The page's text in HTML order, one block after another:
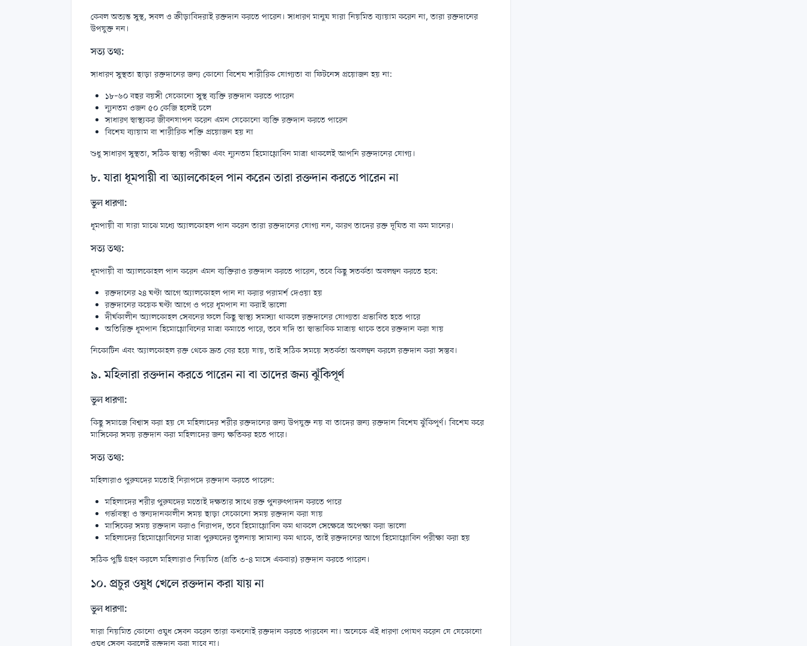
কেবল অত্যন্ত সুস্থ, সবল ও ক্রীড়াবিদরাই রক্তদান করতে পারেন। সাধারণ মানুষ যারা নিয়মিত ব্যায়াম করেন না, তারা রক্তদানের
উপযুক্ত নন।
সত্য তথ্য:
সাধারণ সুস্থতা ছাড়া রক্তদানের জন্য কোনো বিশেষ শারীরিক যোগ্যতা বা ফিটনেস প্রয়োজন হয় না:
১৮-৬০ বছর বয়সী যেকোনো সুস্থ ব্যক্তি রক্তদান করতে পারেন
ন্যূনতম ওজন ৫০ কেজি হলেই চলে
সাধারণ স্বাস্থ্যকর জীবনযাপন করেন এমন যেকোনো ব্যক্তি রক্তদান করতে পারেন
বিশেষ ব্যায়াম বা শারীরিক শক্তি প্রয়োজন হয় না
শুধু সাধারণ সুস্থতা, সঠিক স্বাস্থ্য পরীক্ষা এবং ন্যূনতম হিমোগ্লোবিন মাত্রা থাকলেই আপনি রক্তদানের যোগ্য।
৮. যারা ধূমপায়ী বা অ্যালকোহল পান করেন তারা রক্তদান করতে পারেন না
ভুল ধারণা:
ধূমপায়ী বা যারা মাঝে মধ্যে অ্যালকোহল পান করেন তারা রক্তদানের যোগ্য নন, কারণ তাদের রক্ত দূষিত বা কম মানের।
সত্য তথ্য:
ধূমপায়ী বা অ্যালকোহল পান করেন এমন ব্যক্তিরাও রক্তদান করতে পারেন, তবে কিছু সতর্কতা অবলম্বন করতে হবে:
রক্তদানের ২৪ ঘণ্টা আগে অ্যালকোহল পান না করার পরামর্শ দেওয়া হয়
রক্তদানের কয়েক ঘণ্টা আগে ও পরে ধূমপান না করাই ভালো
দীর্ঘকালীন অ্যালকোহল সেবনের ফলে কিছু স্বাস্থ্য সমস্যা থাকলে রক্তদানের যোগ্যতা প্রভাবিত হতে পারে
অতিরিক্ত ধূমপান হিমোগ্লোবিনের মাত্রা কমাতে পারে, তবে যদি তা স্বাভাবিক মাত্রায় থাকে তবে রক্তদান করা যায়
নিকোটিন এবং অ্যালকোহল রক্ত থেকে দ্রুত বের হয়ে যায়, তাই সঠিক সময়ে সতর্কতা অবলম্বন করলে রক্তদান করা সম্ভব।
৯. মহিলারা রক্তদান করতে পারেন না বা তাদের জন্য ঝুঁকিপূর্ণ
ভুল ধারণা:
কিছু সমাজে বিশ্বাস করা হয় যে মহিলাদের শরীর রক্তদানের জন্য উপযুক্ত নয় বা তাদের জন্য রক্তদান বিশেষ ঝুঁকিপূর্ণ। বিশেষ করে
মাসিকের সময় রক্তদান করা মহিলাদের জন্য ক্ষতিকর হতে পারে।
সত্য তথ্য:
মহিলারাও পুরুষদের মতোই নিরাপদে রক্তদান করতে পারেন:
মহিলাদের শরীর পুরুষদের মতোই দক্ষতার সাথে রক্ত পুনরুৎপাদন করতে পারে
গর্ভাবস্থা ও স্তন্যদানকালীন সময় ছাড়া যেকোনো সময় রক্তদান করা যায়
মাসিকের সময় রক্তদান করাও নিরাপদ, তবে হিমোগ্লোবিন কম থাকলে সেক্ষেত্রে অপেক্ষা করা ভালো
মহিলাদের হিমোগ্লোবিনের মাত্রা পুরুষদের তুলনায় সামান্য কম থাকে, তাই রক্তদানের আগে হিমোগ্লোবিন পরীক্ষা করা হয়
সঠিক পুষ্টি গ্রহণ করলে মহিলারাও নিয়মিত (প্রতি ৩-৪ মাসে একবার) রক্তদান করতে পারেন।
১০. প্রচুর ওষুধ খেলে রক্তদান করা যায় না
ভুল ধারণা:
যারা নিয়মিত কোনো ওষুধ সেবন করেন তারা কখনোই রক্তদান করতে পারবেন না। অনেকে এই ধারণা পোষণ করেন যে যেকোনো
ওষুধ সেবন করলেই রক্তদান করা যাবে না।